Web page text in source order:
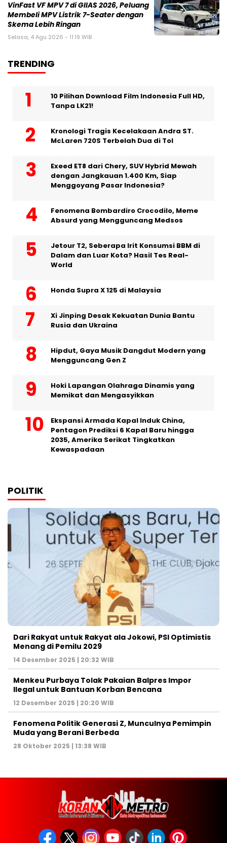
VinFast VF MPV 7 di GIIAS 2026, Peluang
Membeli MPV Listrik 7-Seater dengan
Skema Lebih Ringan
Selasa, 4 Agu 2026 - 11:19 WIB
TRENDING
10 Pilihan Download Film Indonesia Full HD,
Tanpa LK21!
Kronologi Tragis Kecelakaan Andra ST.
McLaren 720S Terbelah Dua di Tol
Exeed ET8 dari Chery, SUV Hybrid Mewah
dengan Jangkauan 1.400 Km, Siap
Menggoyang Pasar Indonesia?
Fenomena Bombardiro Crocodilo, Meme
Absurd yang Mengguncang Medsos
Jetour T2, Seberapa Irit Konsumsi BBM di
Dalam dan Luar Kota? Hasil Tes Real-
World
Honda Supra X 125 di Malaysia
Xi Jinping Desak Kekuatan Dunia Bantu
Rusia dan Ukraina
Hipdut, Gaya Musik Dangdut Modern yang
Mengguncang Gen Z
Hoki Lapangan Olahraga Dinamis yang
Memikat dan Mengasyikkan
Ekspansi Armada Kapal Induk China,
Pentagon Prediksi 6 Kapal Baru hingga
2035, Amerika Serikat Tingkatkan
Kewaspadaan
POLITIK
Dari Rakyat untuk Rakyat ala Jokowi, PSI Optimistis
Menang di Pemilu 2029
14 Desember 2025 | 20:32 WIB
Menkeu Purbaya Tolak Pakaian Balpres Impor
Ilegal untuk Bantuan Korban Bencana
12 Desember 2025 | 20:20 WIB
Fenomena Politik Generasi Z, Munculnya Pemimpin
Muda yang Berani Berbeda
28 Oktober 2025 | 13:38 WIB